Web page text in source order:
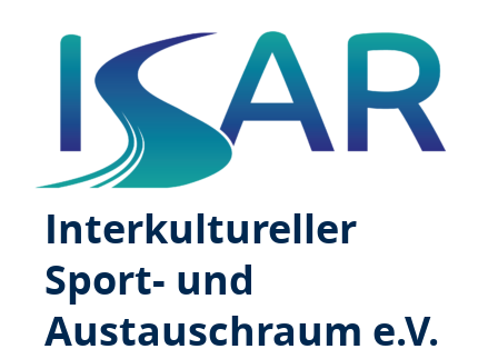
Interkultureller
Sport- und
Austauschraum e.V.